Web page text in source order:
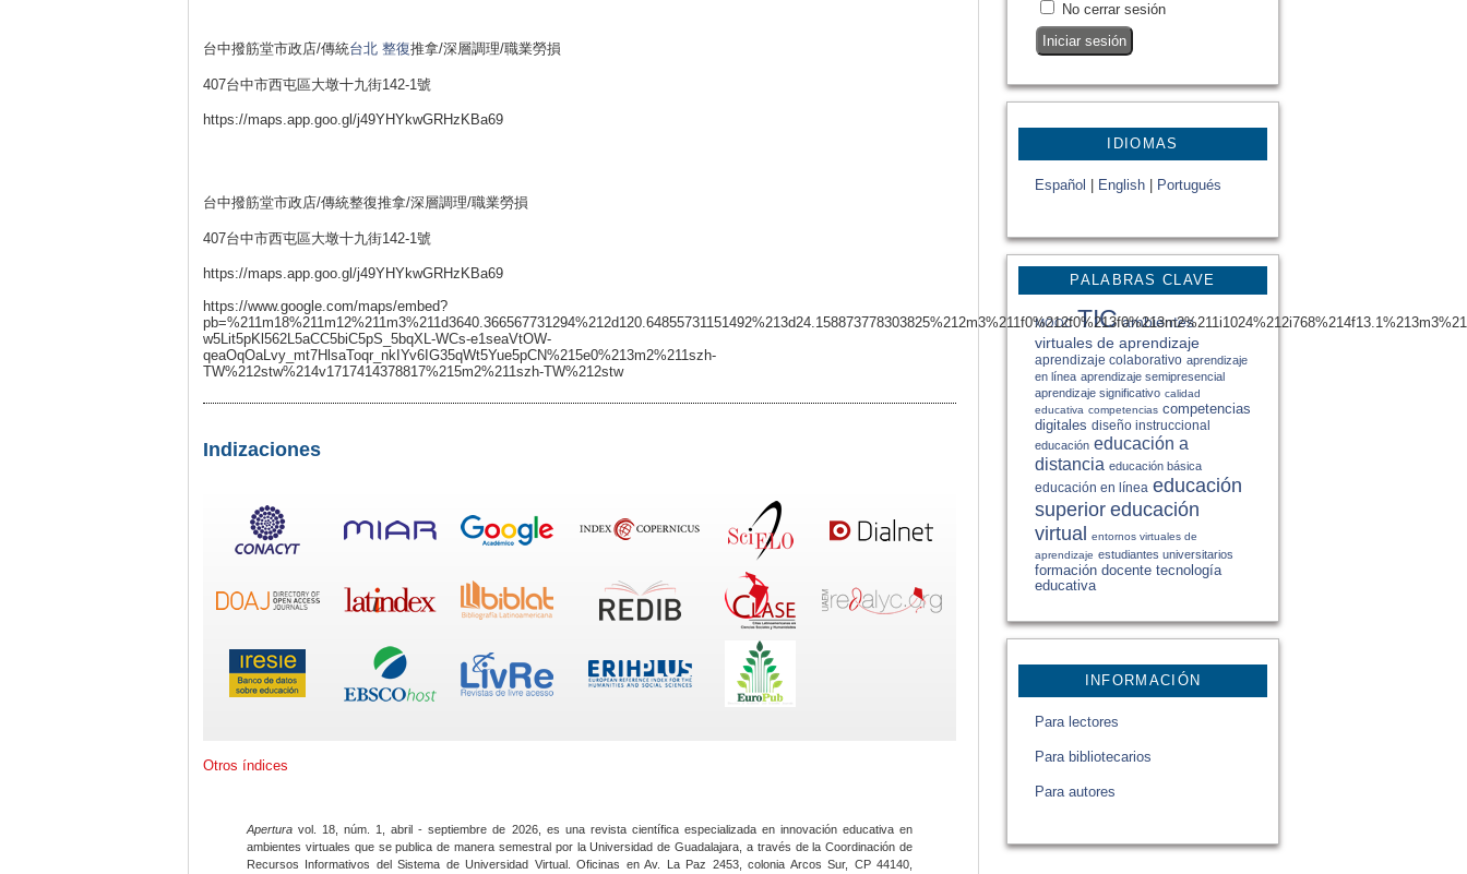
No cerrar sesión
IDIOMAS
Español English Portugués
PALABRAS CLAVE
MOOC TIC ambientes
virtuales de aprendizaje
aprendizaje colaborativo aprendizaje
en línea aprendizaje semipresencial
aprendizaje significativo calidad
educativa competencias competencias
digitales diseño instruccional
educación educación a
distancia educación básica
educación en línea educación
superior educación
virtual entornos virtuales de
aprendizaje estudiantes universitarios
formación docente tecnología
educativa
INFORMACIÓN
Para lectores
Para bibliotecarios
Para autores
台中撥筋堂市政店/傳統台北 整復推拿/深層調理/職業勞損
407台中市西屯區大墩十九街142-1號
https://maps.app.goo.gl/j49YHYkwGRHzKBa69
台中撥筋堂市政店/傳統整復推拿/深層調理/職業勞損
407台中市西屯區大墩十九街142-1號
https://maps.app.goo.gl/j49YHYkwGRHzKBa69
https://www.google.com/maps/embed?
w5Lit5pKl562L5aCC5biC5pS_5bqXL-WCs-e1seaVtOW-
qeaOqOaLvy_mt7HlsaToqr_nkIYv6IG35qWt5Yue5pCN%215e0%213m2%211szh-
TW%212stw%214v1717414378817%215m2%211szh-TW%212stw
Indizaciones
Otros índices
Apertura vol. 18, núm. 1, abril - septiembre de 2026, es una revista científica especializada en innovación educativa en
ambientes virtuales que se publica de manera semestral por la Universidad de Guadalajara, a través de la Coordinación de
Recursos Informativos del Sistema de Universidad Virtual. Oficinas en Av. La Paz 2453, colonia Arcos Sur, CP 44140,